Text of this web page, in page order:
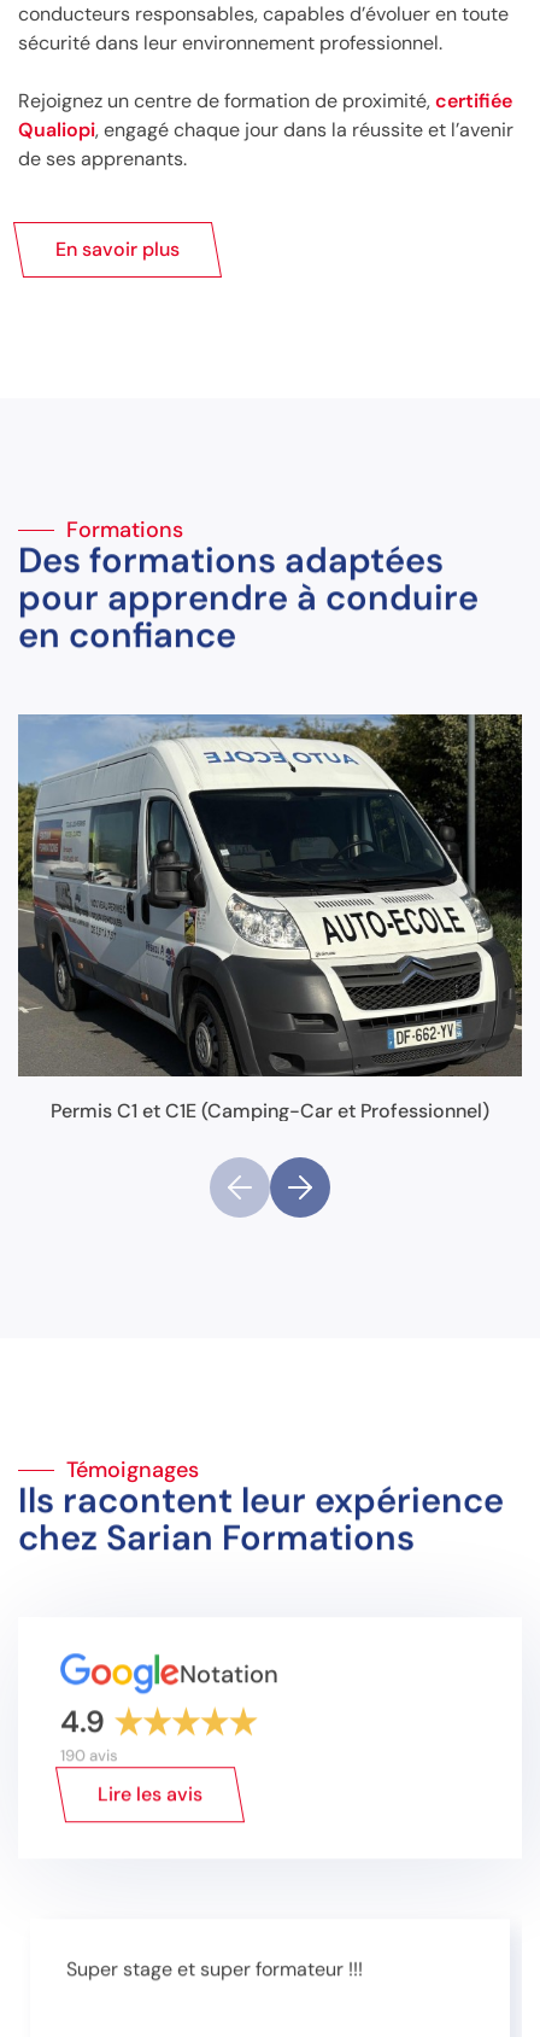
conducteurs responsables, capables d’évoluer en toute
sécurité dans leur environnement professionnel.
Rejoignez un centre de formation de proximité,certifiée
Qualiopi, engagé chaque jour dans la réussite et l’avenir
de ses apprenants.
En savoir plus
Formations
Des formations adaptées
pour apprendre à conduire
en confiance
Permis C1 et C1E (Camping-Car et Professionnel)
Témoignages
Ils racontent leur expérience
chez Sarian Formations
Notation
4.9
190 avis
Lire les avis
Super stage et super formateur !!!